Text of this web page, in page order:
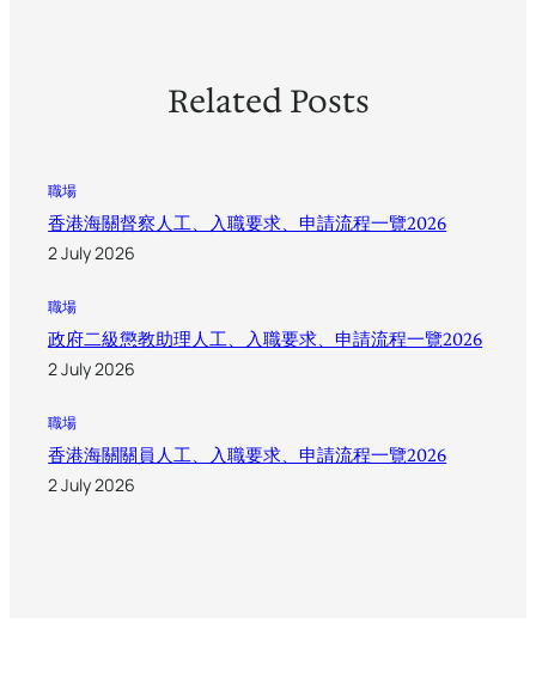
Related Posts
職場
香港海關督察人工、入職要求、申請流程一覽2026
2 July 2026
職場
政府二級懲教助理人工、入職要求、申請流程一覽2026
2 July 2026
職場
香港海關關員人工、入職要求、申請流程一覽2026
2 July 2026